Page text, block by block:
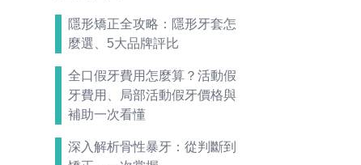
隱形矯正全攻略：隱形牙套怎
麼選、5大品牌評比
全口假牙費用怎麼算？活動假
牙費用、局部活動假牙價格與
補助一次看懂
深入解析骨性暴牙：從判斷到